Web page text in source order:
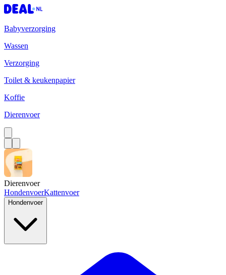
Babyverzorging
Wassen
Verzorging
Toilet & keukenpapier
Koffie
Dierenvoer
Dierenvoer
HondenvoerKattenvoer
Hondenvoer